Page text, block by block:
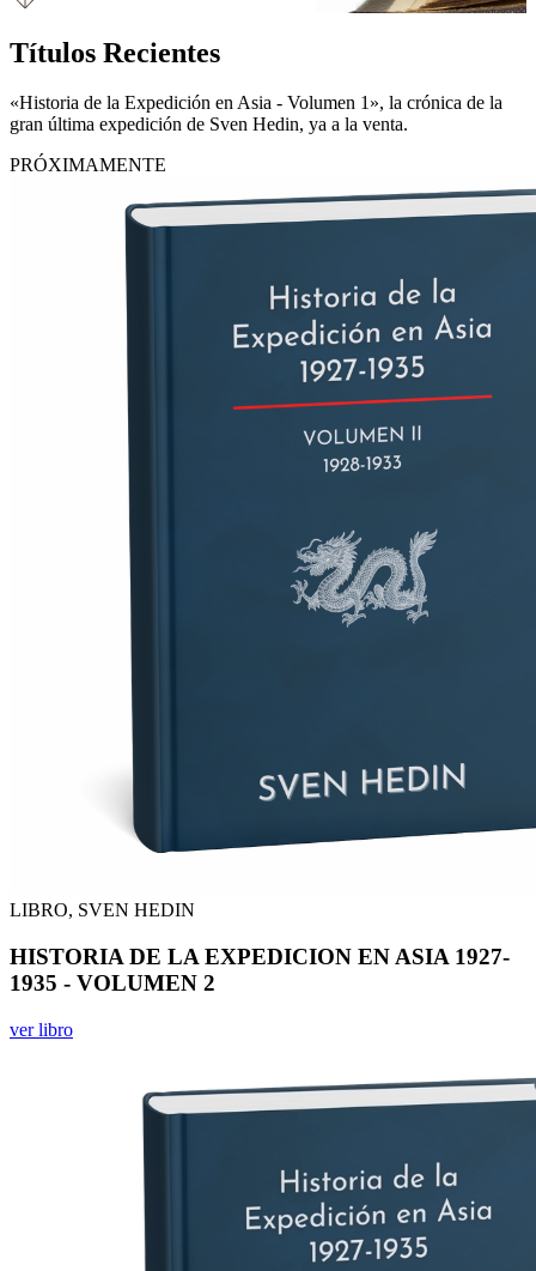
Títulos Recientes
«Historia de la Expedición en Asia - Volumen 1», la crónica de la
gran última expedición de Sven Hedin, ya a la venta.
PRÓXIMAMENTE
LIBRO, SVEN HEDIN
HISTORIA DE LA EXPEDICION EN ASIA 1927-
1935 - VOLUMEN 2
ver libro